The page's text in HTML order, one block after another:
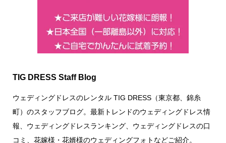
TIG DRESS Staff Blog
ウェディングドレスのレンタル TIG DRESS（東京都、錦糸
町）のスタッフブログ。最新トレンドのウェディングドレス情
報、ウェディングドレスランキング、ウェディングドレスの口
コミ、花嫁様・花婿様のウェディングフォトなどご紹介。